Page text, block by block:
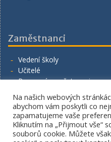
Zaměstnanci
Vedení školy
Učitelé
Provozní zaměstnanci
Napište nám
Na našich webových
abychom vám poskytli co
zapamatujeme vaše
Kliknutím na „Přijmout vše“
souborů cookie. Můžete